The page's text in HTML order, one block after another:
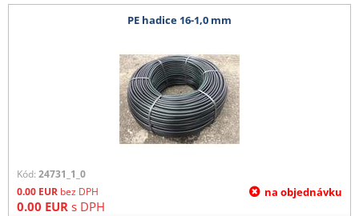
PE hadice 16-1,0 mm
Kód: 24731_1_0
0.00 EUR bez DPH
0.00 EUR s DPH
na objednávku